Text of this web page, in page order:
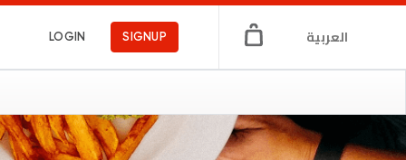
LOGIN SIGNUP العربية